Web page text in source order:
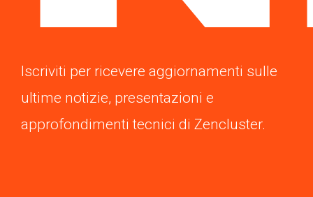
Iscriviti per ricevere aggiornamenti sulle
ultime notizie, presentazioni e
approfondimenti tecnici di Zencluster.